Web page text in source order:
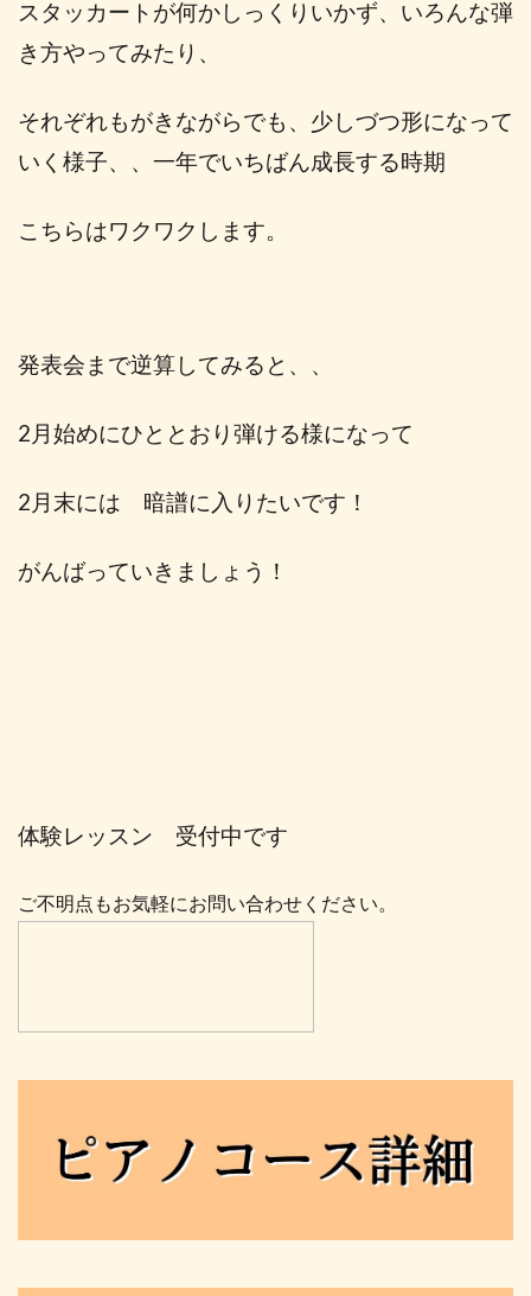
スタッカートが何かしっくりいかず、いろんな弾
き方やってみたり、
それぞれもがきながらでも、少しづつ形になって
いく様子、、一年でいちばん成長する時期
こちらはワクワクします。
発表会まで逆算してみると、、
2 月始めにひととおり弾ける様になって
2 月末には 暗譜に入りたいです！
がんばっていきましょう！
体験レッスン 受付中です
ご不明点もお気軽にお問い合わせください。